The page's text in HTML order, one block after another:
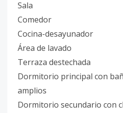
Sala
Comedor
Cocina-desayunador
Área de lavado
Terraza destechada
Dormitorio principal con
amplios
Dormitorio secundario con